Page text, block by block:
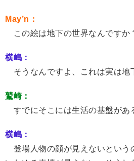
May’n：
この絵は地下の世界なんですか
横嶋：
そうなんですよ、これは実は地
鷲崎：
すでにそこには生活の基盤があ
横嶋：
登場人物の顔が見えないという